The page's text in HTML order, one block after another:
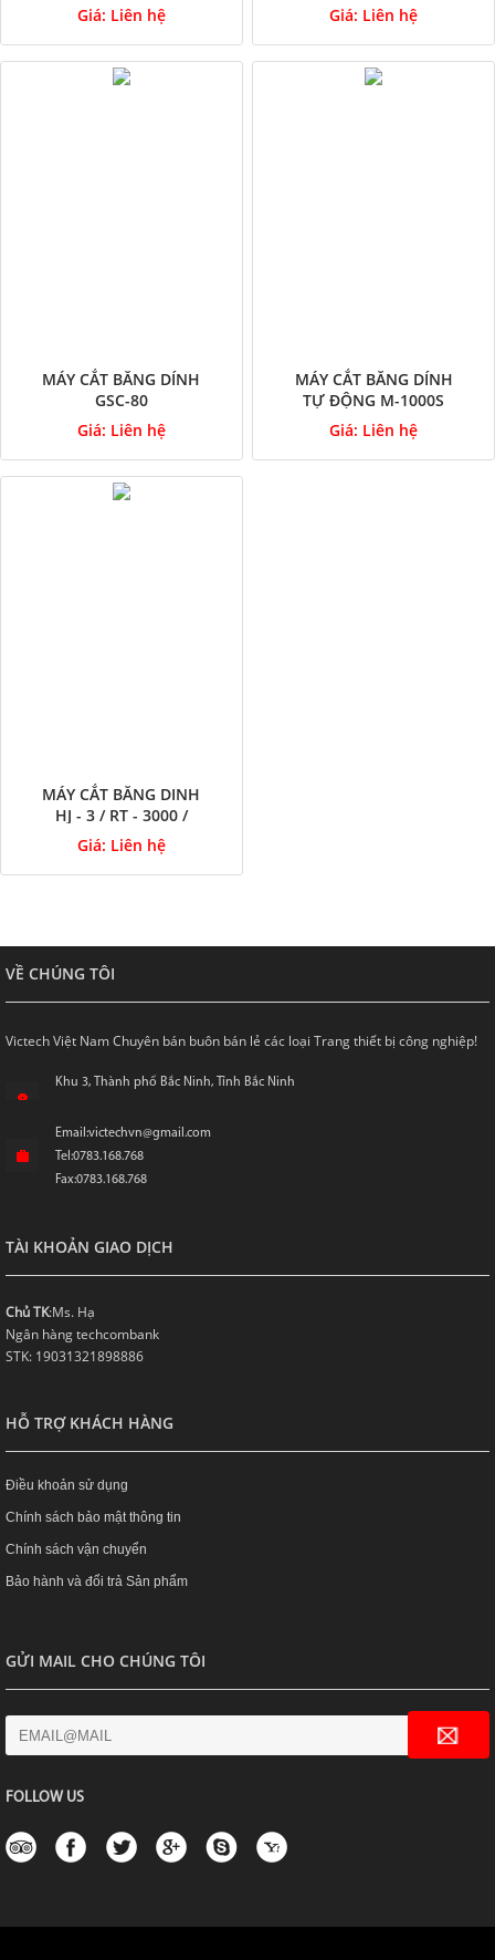
Giá: Liên hệ
Giá: Liên hệ
MÁY CẮT BĂNG DÍNH
GSC-80
Giá: Liên hệ
MÁY CẮT BĂNG DÍNH
TỰ ĐỘNG M-1000S
Giá: Liên hệ
MÁY CẮT BĂNG DINH
HJ - 3 / RT - 3000 /
ZCUT-8
Giá: Liên hệ
VỀ CHÚNG TÔI
Victech Việt Nam Chuyên bán buôn bán lẻ các loại Trang thiết bị công nghiệp!
Khu 3, Thành phố Bắc Ninh, Tỉnh Bắc Ninh
Email:victechvn@gmail.com
Tel:0783.168.768
Fax:0783.168.768
TÀI KHOẢN GIAO DỊCH
Chủ TK:Ms. Hạ
Ngân hàng techcombank
STK: 19031321898886
HỖ TRỢ KHÁCH HÀNG
Điều khoản sử dụng
Chính sách bảo mật thông tin
Chính sách vận chuyển
Bảo hành và đổi trả Sản phẩm
GỬI MAIL CHO CHÚNG TÔI
FOLLOW US